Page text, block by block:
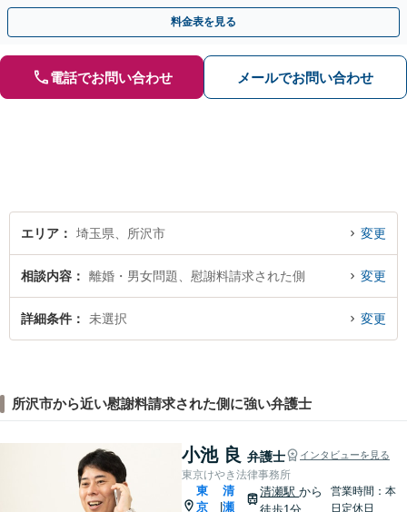
トいたします。まずはお気軽にお問い合わせください。
料金表を見る
電話でお問い合わせ メールでお問い合わせ
エリア 埼玉県、所沢市 変更
相談内容 離婚・男女問題、慰謝料請求された側 変更
詳細条件 未選択 変更
所沢市から近い慰謝料請求された側に強い弁護士
小池 良 弁護士 インタビューを見る
東京けやき法律事務所
東
京
清
瀬
清瀬駅から
徒歩1分
営業時間：本
日定休日